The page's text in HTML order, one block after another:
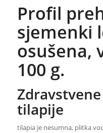
Profil
sjemenki
osušena,
100 g.
tilapije
tilapia je nesumna, plitka